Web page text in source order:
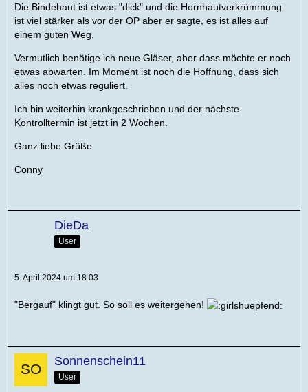
Die Bindehaut ist etwas "dick" und die Hornhautverkrümmung
ist viel stärker als vor der OP aber er sagte, es ist alles auf
einem guten Weg.
Vermutlich benötige ich neue Gläser, aber dass möchte er noch
etwas abwarten. Im Moment ist noch die Hoffnung, dass sich
alles noch etwas reguliert.
Ich bin weiterhin krankgeschrieben und der nächste
Kontrolltermin ist jetzt in 2 Wochen.
Ganz liebe Grüße
Conny
DieDa
User
5. April 2024 um 18:03
"Bergauf" klingt gut. So soll es weitergehen!
Sonnenschein11
User